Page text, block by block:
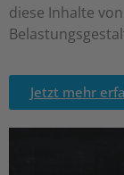
diese Inhalte
Jetzt mehr